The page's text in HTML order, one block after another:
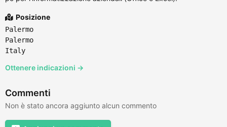
Posizione
Palermo
Palermo
Italy
Ottenere indicazioni →
Commenti
Non è stato ancora aggiunto alcun commento